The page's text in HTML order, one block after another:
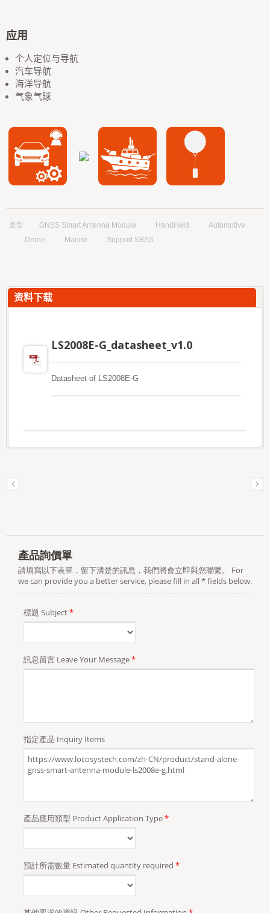
应用
个人定位与导航
汽车导航
海洋导航
气象气球
类型 GNSS Smart Antenna Module HandHeld
Automotive
Drone
Marine Support SBAS
资料下载
LS2008E-G_datasheet_v1.0
Datasheet of LS2008E-G